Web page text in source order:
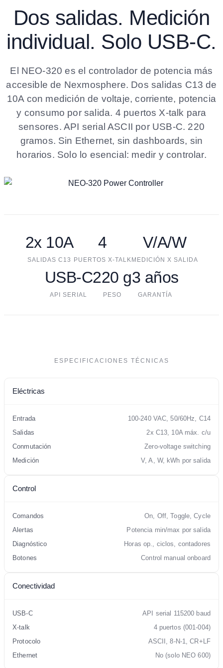
Dos salidas. Medición
individual. Solo USB-C.
El NEO-320 es el controlador de potencia más
accesible de Nexmosphere. Dos salidas C13 de
10A con medición de voltaje, corriente, potencia
y consumo por salida. 4 puertos X-talk para
sensores. API serial ASCII por USB-C. 220
gramos. Sin Ethernet, sin dashboards, sin
horarios. Solo lo esencial: medir y controlar.
2x 10A
SALIDAS C13
4
PUERTOS X-TALK
V/A/W
MEDICIÓN X SALIDA
USB-C
API SERIAL
220 g
PESO
3 años
GARANTÍA
ESPECIFICACIONES TÉCNICAS
Eléctricas
Entrada
100-240 VAC, 50/60Hz, C14
Salidas
2x C13, 10A máx. c/u
Conmutación
Zero-voltage switching
Medición
V, A, W, kWh por salida
Control
Comandos
On, Off, Toggle, Cycle
Alertas
Potencia min/max por salida
Diagnóstico
Horas op., ciclos, contadores
Botones
Control manual onboard
Conectividad
USB-C
API serial 115200 baud
X-talk
4 puertos (001-004)
Protocolo
ASCII, 8-N-1, CR+LF
Ethernet
No (solo NEO 600)